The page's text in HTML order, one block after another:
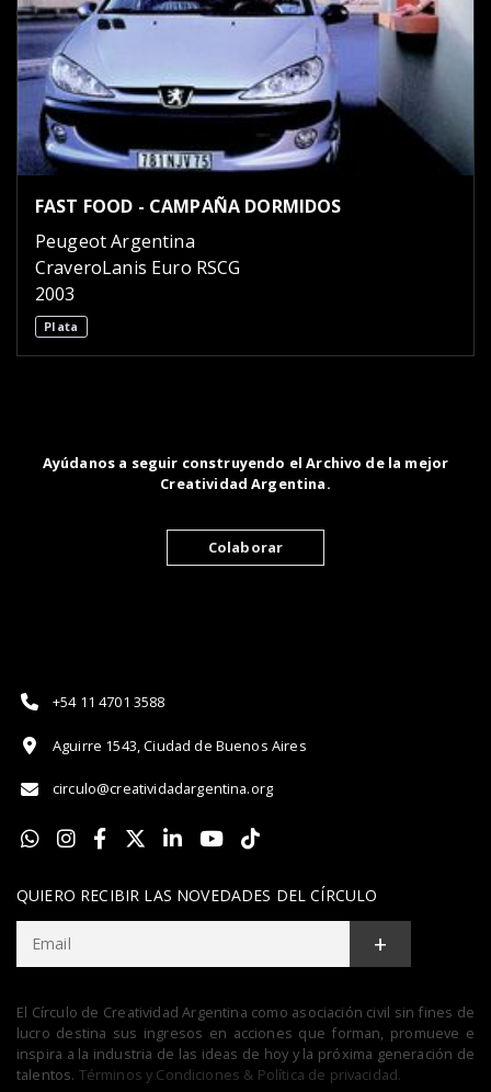
FAST FOOD - CAMPAÑA DORMIDOS
Peugeot Argentina
CraveroLanis Euro RSCG
2003
Plata
Ayúdanos a seguir construyendo el Archivo de la mejor
Creatividad Argentina.
Colaborar
+54 11 4701 3588
Aguirre 1543, Ciudad de Buenos Aires
circulo@creatividadargentina.org
QUIERO RECIBIR LAS NOVEDADES DEL CÍRCULO
+
El Círculo de Creatividad Argentina como asociación civil sin fines de
lucro destina sus ingresos en acciones que forman, promueve e
inspira a la industria de las ideas de hoy y la próxima generación de
talentos. Términos y Condiciones & Política de privacidad.